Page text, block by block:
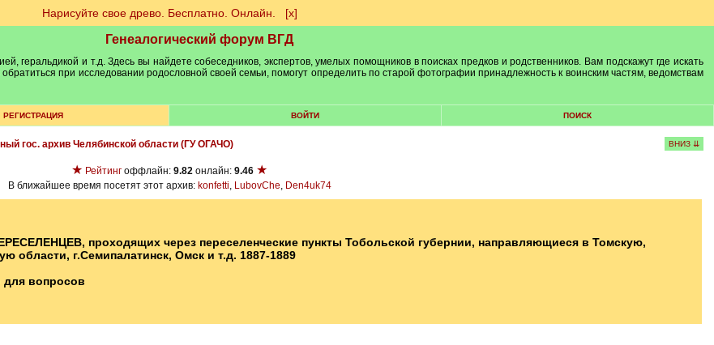
Нарисуйте свое древо. Бесплатно. Онлайн. [х]
Генеалогический форум ВГД
геральдикой и т.д. Здесь вы найдете собеседников, экспертов, умелых помощников в поисках предков и родственников. Вам подскажут где искать
при исследовании родословной своей семьи, помогут определить по старой фотографии принадлежность к воинским частям, ведомствам
РЕГИСТРАЦИЯ ВОЙТИ ПОИСК
гос. архив Челябинской области (ГУ ОГАЧО) ВНИЗ ⇊
★ Рейтинг оффлайн: 9.82 онлайн: 9.46 ★
В ближайшее время посетят этот архив: konfetti, LubovChe, Den4uk74
проходящих через переселенческие пункты Тобольской губернии, направляющиеся в Томскую,
области, г.Семипалатинск, Омск и т.д. 1887-1889
вопросов